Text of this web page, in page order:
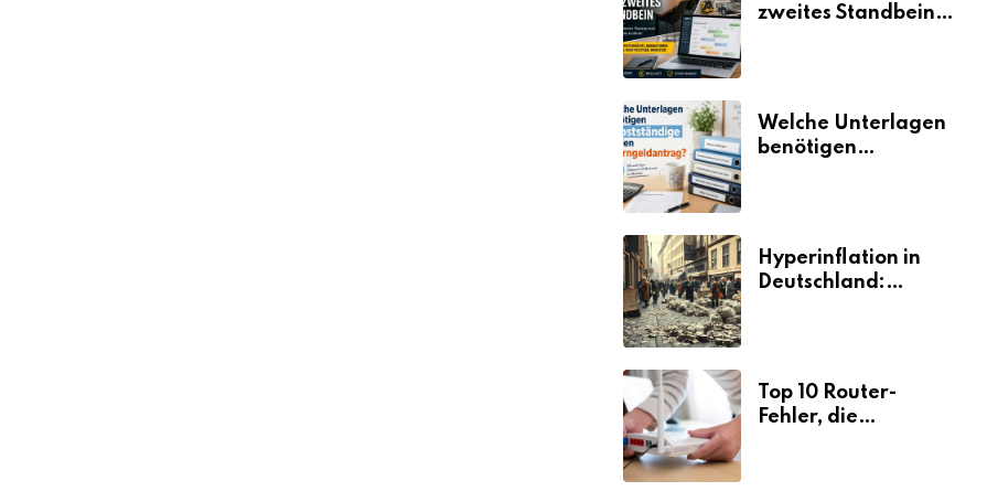
zweites Standbein:
Umsätze machen
Welche Unterlagen
benötigen
Hyperinflation in
Deutschland:
Top 10 Router-
Fehler, die